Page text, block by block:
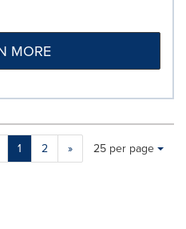
MORE
1 2 »
Making
Items per page:
25 per page